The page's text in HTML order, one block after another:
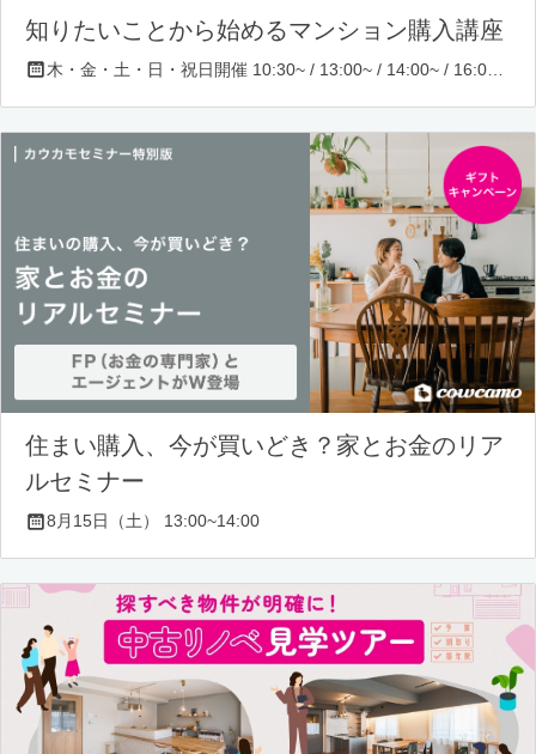
知りたいことから始めるマンション購入講座
住まい購入、今が買いどき？家とお金のリア
ルセミナー
8月15日（土） 13:00~14:00